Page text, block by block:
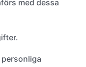
med dessa